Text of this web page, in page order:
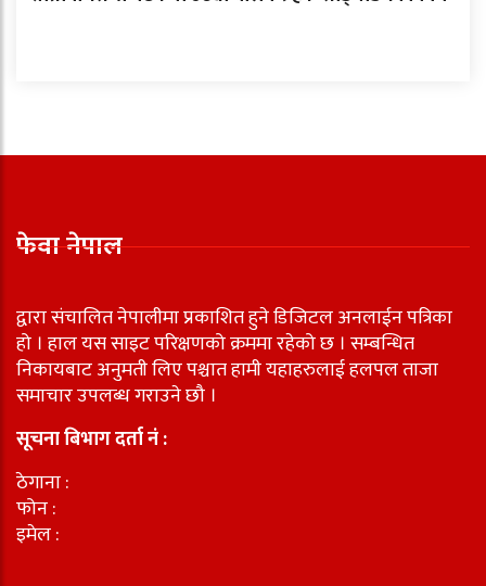
फेवा नेपाल
द्वारा संचालित नेपालीमा प्रकाशित हुने डिजिटल अनलाईन पत्रिका
हो । हाल यस साइट परिक्षणको क्रममा रहेको छ । सम्बन्धित
निकायबाट अनुमती लिए पश्चात हामी यहाहरुलाई हलपल ताजा
समाचार उपलब्ध गराउने छौ ।
सूचना बिभाग दर्ता नं :
ठेगाना :
फोन :
इमेल :